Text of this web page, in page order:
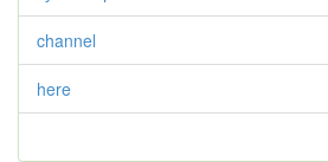
channel
here